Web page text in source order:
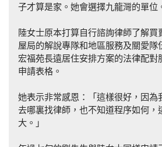
子才算是家。她會選擇九龍灣的單位
陸女士原本打算自行諮詢律師了解買
屋局的解說專隊和地區服務及關愛隊
宏福苑長遠居住安排方案的法律配對
申請表格。
她表示非常感恩：「這樣很好，因為
去哪裏找律師，也不知道程序如何，
大。」